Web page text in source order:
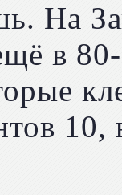
На
в